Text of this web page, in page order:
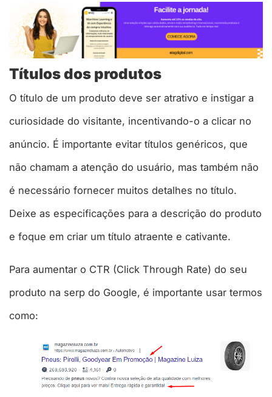
Títulos dos produtos
O título de um produto deve ser atrativo e instigar a
curiosidade do visitante, incentivando-o a clicar no
anúncio. É importante evitar títulos genéricos, que
não chamam a atenção do usuário, mas também não
é necessário fornecer muitos detalhes no título.
Deixe as especificações para a descrição do produto
e foque em criar um título atraente e cativante.
Para aumentar o CTR (Click Through Rate) do seu
produto na serp do Google, é importante usar termos
como: